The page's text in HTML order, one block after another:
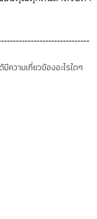
ความเกี่ยวข้องอะไรใดๆ